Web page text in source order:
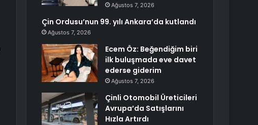
Ağustos 7, 2026
Çin Ordusu’nun 99. yılı Ankara’da kutlandı
Ağustos 7, 2026
Ecem Öz: Beğendiğim biri
ilk buluşmada eve davet
ederse giderim
Ağustos 7, 2026
Çinli Otomobil Üreticileri
Avrupa’da Satışlarını
Hızla Artırdı